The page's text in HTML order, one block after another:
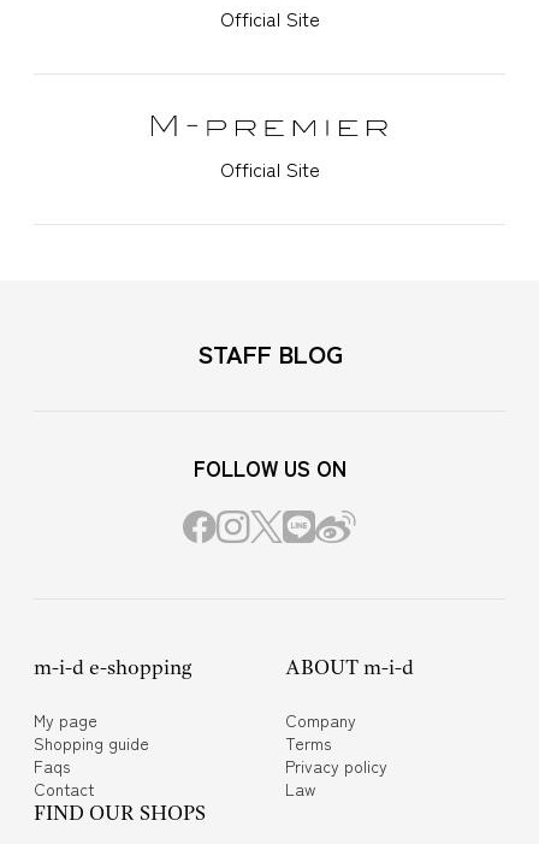
Official Site
Official Site
STAFF BLOG
FOLLOW US ON
m-i-d e-shopping
My page
Shopping guide
Faqs
Contact
ABOUT m-i-d
Company
Terms
Privacy policy
Law
FIND OUR SHOPS